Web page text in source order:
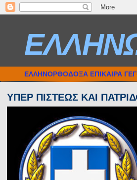
ΕΛΛΗΝΟΡΘΟΔΟΞΑ ΕΠΙΚΑΙΡΑ
ΥΠΕΡ ΠΙΣΤΕΩΣ ΚΑΙ